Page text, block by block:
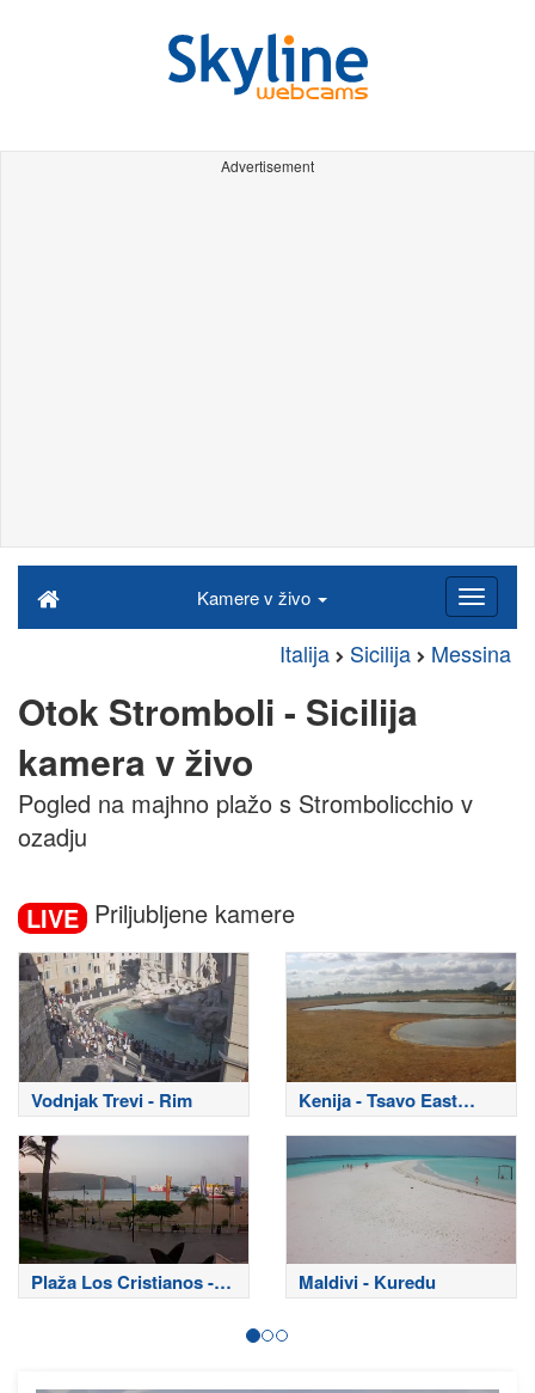
Advertisement
Kamere v živo
Italija Sicilija Messina
Otok Stromboli - Sicilija
kamera v živo
Pogled na majhno plažo s Strombolicchio v
ozadju
LIVE Priljubljene kamere
Vodnjak Trevi - Rim
Kenija - Tsavo East
National Park
Plaža Los Cristianos -
Tenerife
Maldivi - Kuredu